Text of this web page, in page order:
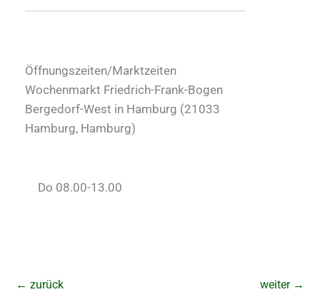
Öffnungszeiten/Marktzeiten
Wochenmarkt Friedrich-Frank-Bogen
Bergedorf-West in Hamburg (21033
Hamburg, Hamburg)
Do 08.00-13.00
← zurück weiter →